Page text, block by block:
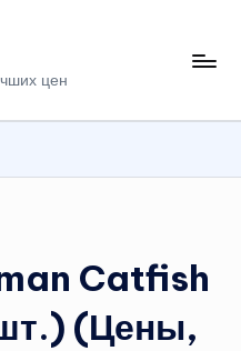
цен
Catfish
(Цены,